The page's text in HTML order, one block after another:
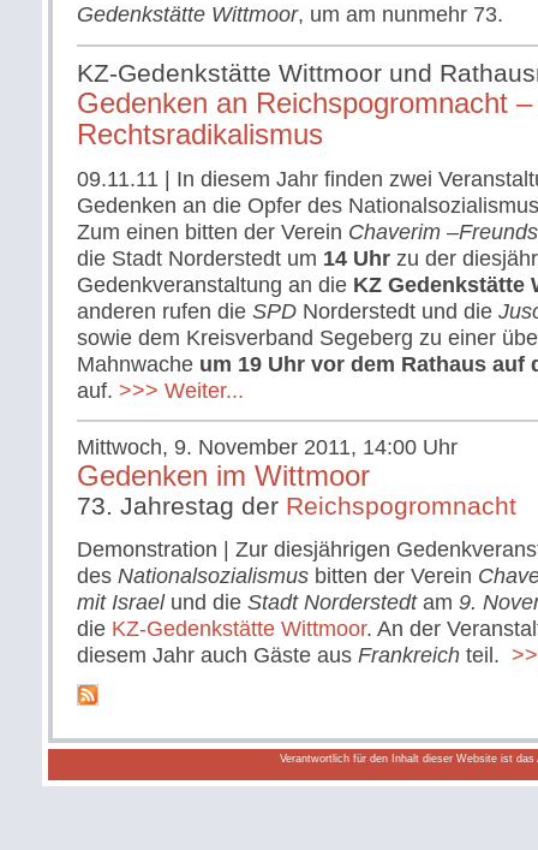
Gedenkstätte Wittmoor, um am nunmehr 73.
KZ-Gedenkstätte Wittmoor und
Gedenken an Reichspogromnacht
Rechtsradikalismus
09.11.11 | In diesem Jahr finden zwei
Gedenken an die Opfer des
Zum einen bitten der Verein Chaverim
die Stadt Norderstedt um 14 Uhr zu der
Gedenkveranstaltung an die KZ Gedenkstätte
anderen rufen die SPD Norderstedt und die
sowie dem Kreisverband Segeberg zu einer
Mahnwache um 19 Uhr vor dem Rathaus auf
auf. >>> Weiter...
Mittwoch, 9. November 2011, 14:00 Uhr
Gedenken im Wittmoor
73. Jahrestag der Reichspogromnacht
Demonstration | Zur diesjährigen
des Nationalsozialismus bitten der Verein
mit Israelund die Stadt Norderstedtam 9.
die KZ-Gedenkstätte Wittmoor. An der
diesem Jahr auch Gäste aus Frankreich teil.
Verantwortlich für den Inhalt dieser Website ist